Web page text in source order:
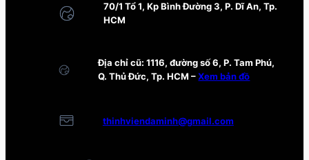
70/1 Tổ 1, Kp Bình Đường 3, P. Dĩ An, Tp.
HCM
Địa chỉ cũ: 1116, đường số 6, P. Tam Phú,
Q. Thủ Đức, Tp. HCM –Xem bản đồ
thinhviendaminh@gmail.com